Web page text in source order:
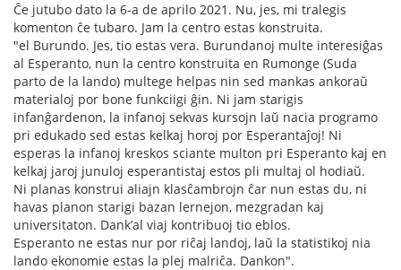
Ĉe jutubo dato la 6-a de aprilo 2021. Nu, jes, mi tralegis
komenton ĉe tubaro. Jam la centro estas konstruita.
"el Burundo. Jes, tio estas vera. Burundanoj multe interesiĝas
al Esperanto, nun la centro konstruita en Rumonge (Suda
parto de la lando) multege helpas nin sed mankas ankoraŭ
materialoj por bone funkciigi ĝin. Ni jam starigis
infanĝardenon, la infanoj sekvas kursojn laŭ nacia programo
pri edukado sed estas kelkaj horoj por Esperantaĵoj! Ni
esperas la infanoj kreskos sciante multon pri Esperanto kaj en
kelkaj jaroj junuloj esperantistaj estos pli multaj ol hodiaŭ.
Ni planas konstrui aliajn klasĉambrojn ĉar nun estas du, ni
havas planon starigi bazan lernejon, mezgradan kaj
universitaton. Dank’al viaj kontribuoj tio eblos.
Esperanto ne estas nur por riĉaj landoj, laŭ la statistikoj nia
lando ekonomie estas la plej malriĉa. Dankon".